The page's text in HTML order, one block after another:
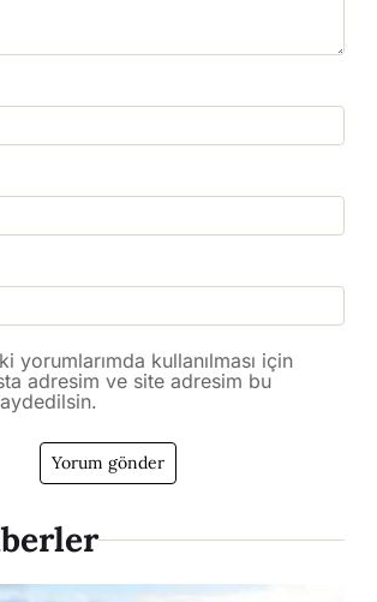
yorumlarımda kullanılması için
adresim ve site adresim bu